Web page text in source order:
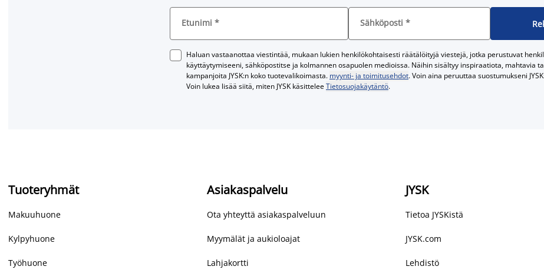
Etunimi * Sähköposti *
Haluan vastaanottaa viestintää, mukaan lukien henkilökohtaisesti räätälöityjä viestejä, jotka perustuvat
käyttäytymiseeni, sähköpostitse ja kolmannen osapuolen medioissa. Näihin sisältyy inspiraatiota, mahtavia
kampanjoita JYSK:n koko tuotevalikoimasta. myynti- ja toimitusehdot. Voin aina peruuttaa suostumukseni
Voin lukea lisää siitä, miten JYSK käsitteleeTietosuojakäytäntö.
Tuoteryhmät
Makuuhuone
Kylpyhuone
Työhuone
Asiakaspalvelu
Ota yhteyttä asiakaspalveluun
Myymälät ja aukioloajat
Lahjakortti
JYSK
Tietoa JYSKistä
JYSK.com
Lehdistö